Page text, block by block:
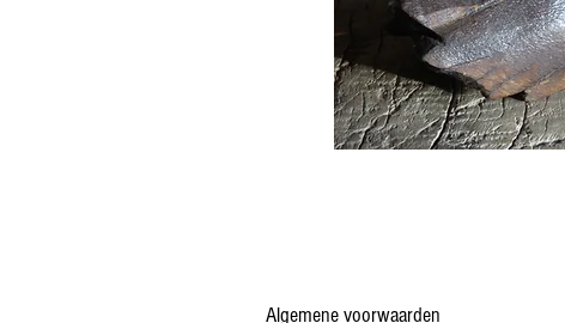
Algemene voorwaarden